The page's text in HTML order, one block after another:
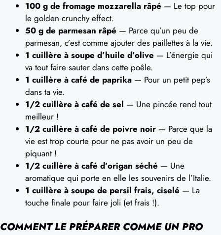
100 g de fromage mozzarella râpé — Le top pour
le golden crunchy effect.
50 g de parmesan râpé — Parce qu’un peu de
parmesan, c’est comme ajouter des paillettes à la vie.
1 cuillère à soupe d’huile d’olive — L’énergie qui
va tout faire sauter dans cette poêle.
1 cuillère à café de paprika — Pour un petit pep’s
dans ta vie.
1/2 cuillère à café de sel — Une pincée rend tout
meilleur !
1/2 cuillère à café de poivre noir — Parce que la
vie est trop courte pour ne pas avoir un peu de
piquant !
1/2 cuillère à café d’origan séché — Une
aromatique qui porte en elle les souvenirs de l’Italie.
1 cuillère à soupe de persil frais, ciselé — La
touche finale pour faire joli (et frais !).
COMMENT LE PRÉPARER COMME UN PRO